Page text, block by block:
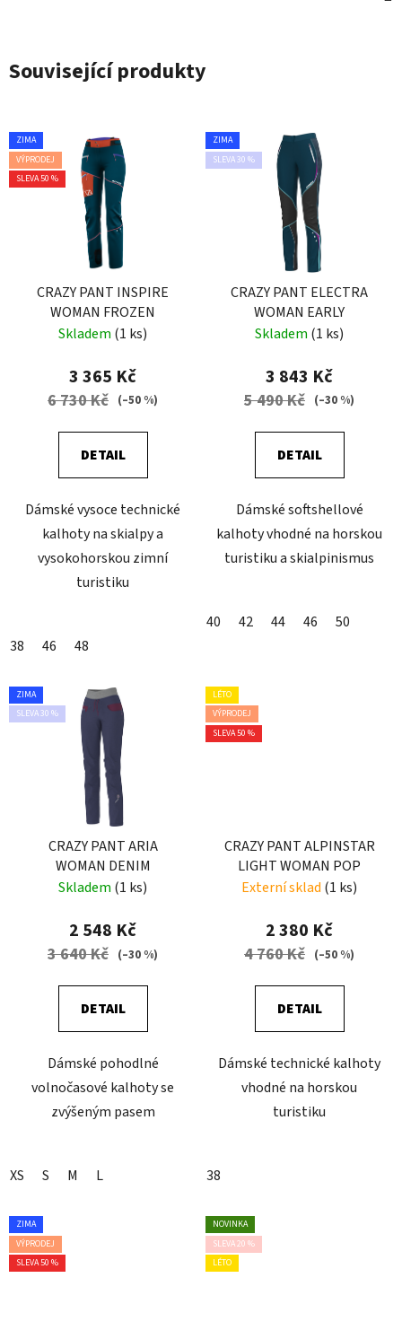
Související produkty
ZIMA
VÝPRODEJ
SLEVA 50 %
CRAZY PANT INSPIRE
WOMAN FROZEN
Skladem (1 ks)
3 365 Kč
6 730 Kč (–50 %)
DETAIL
Dámské vysoce technické
kalhoty na skialpy a
vysokohorskou zimní
turistiku
38 46 48
ZIMA
SLEVA 30 %
CRAZY PANT ELECTRA
WOMAN EARLY
Skladem (1 ks)
3 843 Kč
5 490 Kč (–30 %)
DETAIL
Dámské softshellové
kalhoty vhodné na horskou
turistiku a skialpinismus
40 42 44 46 50
ZIMA
SLEVA 30 %
CRAZY PANT ARIA
WOMAN DENIM
Skladem (1 ks)
2 548 Kč
3 640 Kč (–30 %)
DETAIL
Dámské pohodlné
volnočasové kalhoty se
zvýšeným pasem
XS S M L
LÉTO
VÝPRODEJ
SLEVA 50 %
CRAZY PANT ALPINSTAR
LIGHT WOMAN POP
Externí sklad (1 ks)
2 380 Kč
4 760 Kč (–50 %)
DETAIL
Dámské technické kalhoty
vhodné na horskou
turistiku
38
ZIMA
VÝPRODEJ
SLEVA 50 %
NOVINKA
SLEVA 20 %
LÉTO